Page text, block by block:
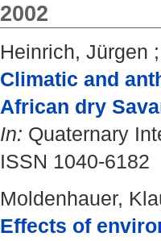
2002
Heinrich, Jürgen
Climatic and
African dry
In: Quaternary
ISSN 1040-6182
Moldenhauer,
Effects of